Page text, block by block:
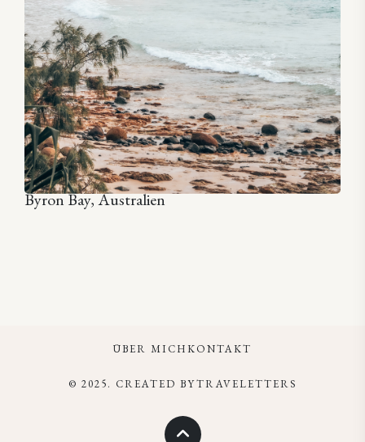
Byron Bay, Australien
ÜBER MICHKONTAKT
© 2025. CREATED BYTRAVELETTERS